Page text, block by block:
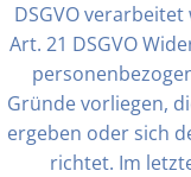
DSGVO
Art. 21 DSGVO
Gründe vorliegen,
ergeben oder sich
richtet. Im